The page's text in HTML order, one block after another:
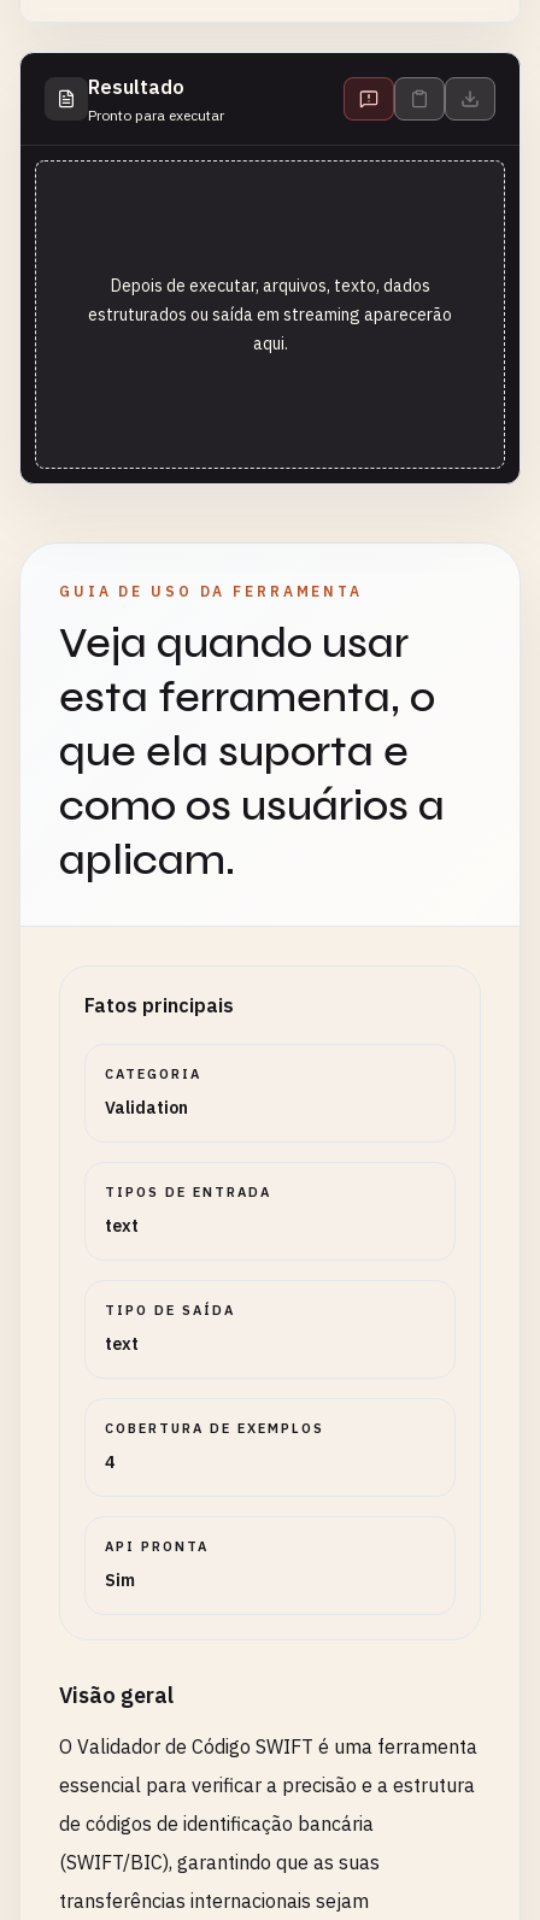
Resultado
Pronto para executar
Depois de executar, arquivos, texto, dados
estruturados ou saída em streaming aparecerão
aqui.
GUIA DE USO DA FERRAMENTA
Veja quando usar
esta ferramenta, o
que ela suporta e
como os usuários a
aplicam.
Fatos principais
CATEGORIA
Validation
TIPOS DE ENTRADA
text
TIPO DE SAÍDA
text
COBERTURA DE EXEMPLOS
4
API PRONTA
Sim
Visão geral
O Validador de Código SWIFT é uma ferramenta
essencial para verificar a precisão e a estrutura
de códigos de identificação bancária
(SWIFT/BIC), garantindo que as suas
transferências internacionais sejam